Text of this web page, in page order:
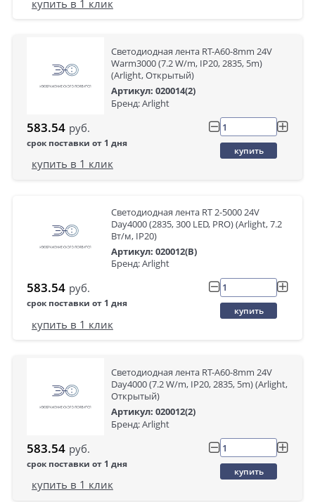
купить в 1 клик
Светодиодная лента RT-A60-8mm 24V
Warm3000 (7.2 W/m, IP20, 2835, 5m)
(Arlight, Открытый)
Артикул: 020014(2)
Бренд: Arlight
583.54 руб.
срок поставки от 1 дня
купить
купить в 1 клик
Светодиодная лента RT 2-5000 24V
Day4000 (2835, 300 LED, PRO) (Arlight, 7.2
Вт/м, IP20)
Артикул: 020012(B)
Бренд: Arlight
583.54 руб.
срок поставки от 1 дня
купить
купить в 1 клик
Светодиодная лента RT-A60-8mm 24V
Day4000 (7.2 W/m, IP20, 2835, 5m) (Arlight,
Открытый)
Артикул: 020012(2)
Бренд: Arlight
583.54 руб.
срок поставки от 1 дня
купить
купить в 1 клик